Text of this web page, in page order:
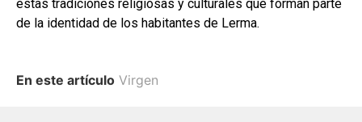
estas tradiciones religiosas y culturales que forman parte
de la identidad de los habitantes de Lerma.
En este artículo Virgen